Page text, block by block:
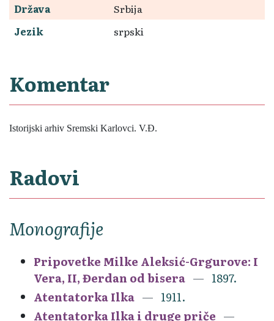
Država
Srbija
Jezik
srpski
Komentar
Istorijski arhiv Sremski Karlovci. V.Đ.
Radovi
Monografije
Pripovetke Milke Aleksić-Grgurove: I
Vera, II, Đerdan od bisera
1897.
Atentatorka Ilka
1911.
Atentatorka Ilka i druge priče